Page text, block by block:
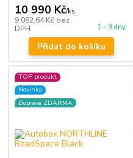
10 990 Kč/ks
9 082,64 Kč bez
DPH
1 - 3 dny
Přidat do košíku
TOP produkt
Novinka
Doprava ZDARMA